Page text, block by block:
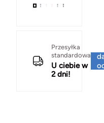
Przesyłka
standardowa
U ciebie w
2 dni!